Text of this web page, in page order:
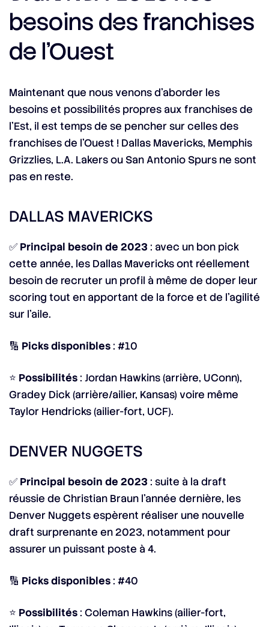
besoins des franchises
de l’Ouest
Maintenant que nous venons d’aborder les
besoins et possibilités propres aux franchises de
l’Est, il est temps de se pencher sur celles des
franchises de l’Ouest ! Dallas Mavericks, Memphis
Grizzlies, L.A. Lakers ou San Antonio Spurs ne sont
pas en reste.
DALLAS MAVERICKS
✅ Principal besoin de 2023 : avec un bon pick
cette année, les Dallas Mavericks ont réellement
besoin de recruter un profil à même de doper leur
scoring tout en apportant de la force et de l’agilité
sur l’aile.
🔢 Picks disponibles: #10
⭐ Possibilités: Jordan Hawkins (arrière, UConn),
Gradey Dick (arrière/ailier, Kansas) voire même
Taylor Hendricks (ailier-fort, UCF).
DENVER NUGGETS
✅ Principal besoin de 2023 : suite à la draft
réussie de Christian Braun l’année dernière, les
Denver Nuggets espèrent réaliser une nouvelle
draft surprenante en 2023, notamment pour
assurer un puissant poste à 4.
🔢 Picks disponibles: #40
⭐ Possibilités: Coleman Hawkins (ailier-fort,